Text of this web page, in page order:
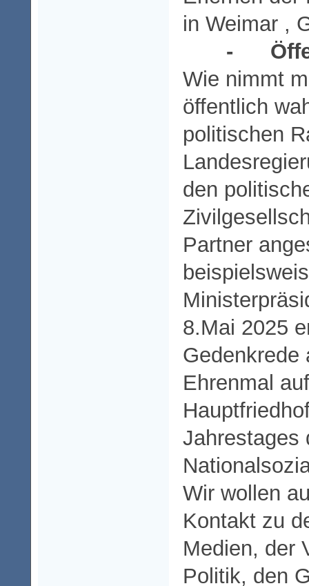
in Weimar ,
-
Wie nimmt
öffentlich
politischen
den
Partner
8.Mai 2025
Gedenkrede
Ehrenmal
Jahrestages
Wir wollen
Kontakt zu
Medien, der
Politik, den